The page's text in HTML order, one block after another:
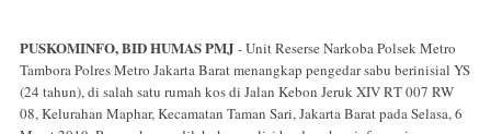
PUSKOMINFO, BID HUMAS PMJ - Unit Reserse Narkoba Polsek Metro
Tambora Polres Metro Jakarta Barat menangkap pengedar sabu berinisial YS
(24 tahun), di salah satu rumah kos di Jalan Kebon Jeruk XIV RT 007 RW
08, Kelurahan Maphar, Kecamatan Taman Sari, Jakarta Barat pada Selasa, 6